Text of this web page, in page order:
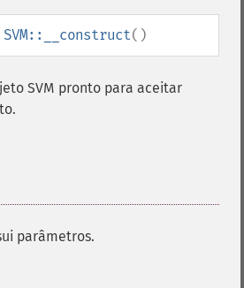
SVM::__construct()
SVM pronto para aceitar
parâmetros.